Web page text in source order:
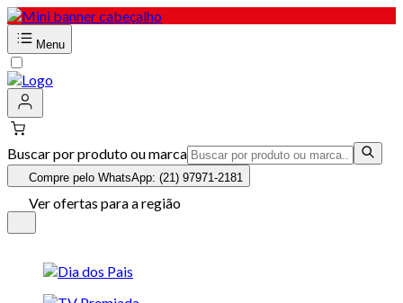
Menu
Buscar por produto ou marca
Compre pelo WhatsApp: (21) 97971-2181
Ver ofertas para a região